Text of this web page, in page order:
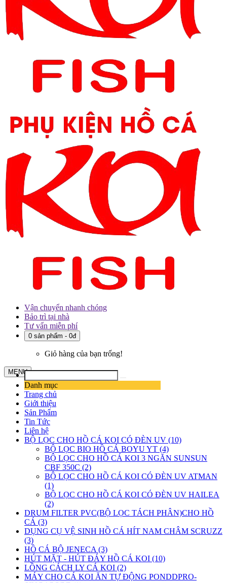
Vận chuyển nhanh chóng
Bảo trì tại nhà
Tư vấn miễn phí
0 sản phẩm - 0đ
Giỏ hàng của bạn trống!
MENU
Danh mục
Trang chủ
Giới thiệu
Sản Phẩm
Tin Tức
Liên hệ
BỘ LỌC CHO HỒ CÁ KOI CÓ ĐÈN UV (10)
BỘ LỌC BIO HỒ CÁ BOYU YT (4)
BỘ LỌC CHO HỒ CÁ KOI 3 NGĂN SUNSUN
CBF 350C (2)
BỘ LỌC CHO HỒ CÁ KOI CÓ ĐÈN UV ATMAN
(1)
BỘ LỌC CHO HỒ CÁ KOI CÓ ĐÈN UV HAILEA
(2)
DRUM FILTER PVC(BỘ LỌC TÁCH PHÂN)CHO HỒ
CÁ (3)
DỤNG CỤ VỆ SINH HỒ CÁ HÍT NAM CHÂM SCRUZZ
(3)
HỒ CÁ BỘ JENECA (3)
HÚT MẶT - HÚT ĐÁY HỒ CÁ KOI (10)
LỒNG CÁCH LY CÁ KOI (2)
MÁY CHO CÁ KOI ĂN TỰ ĐỘNG PONDDPRO-